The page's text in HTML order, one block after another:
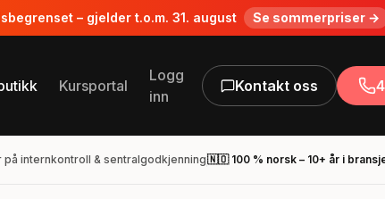
– gjelder t.o.m. 31. august Se sommerpriser →
Kursportal
Logg
inn
Kontakt oss
på internkontroll & sentralgodkjenning🇳🇴 100 % norsk – 10+ år i